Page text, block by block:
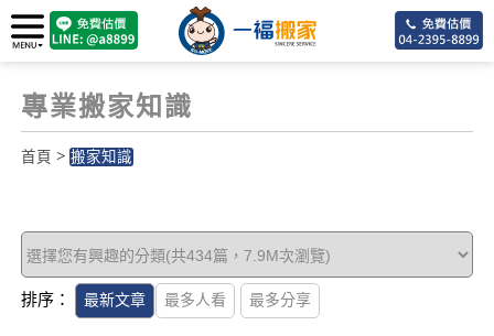
專業搬家知識
首頁 > 搬家知識
排序： 最新文章 最多人看 最多分享